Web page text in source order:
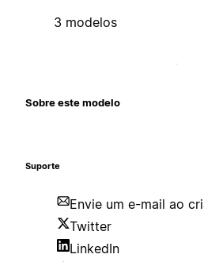
3 modelos
Sobre este modelo
Suporte
Envie um e-mail ao
Twitter
LinkedIn